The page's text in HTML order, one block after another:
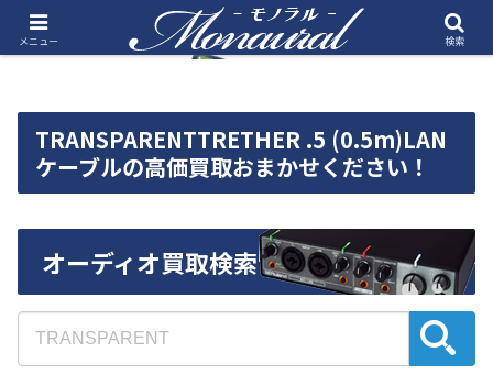
TRANSPARENTTRETHER .5 (0.5m)LAN
ケーブルの高価買取おまかせください！
オーディオ買取検索
メニュー 検索